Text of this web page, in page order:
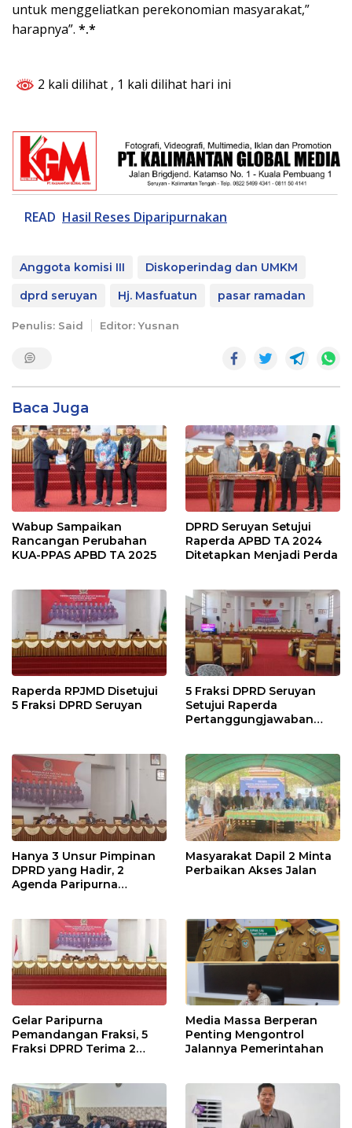
untuk menggeliatkan perekonomian masyarakat,”
harapnya”. *.*
2 kali dilihat , 1 kali dilihat hari ini
READ Hasil Reses Diparipurnakan
Anggota komisi III
Diskoperindag dan UMKM
dprd seruyan
Hj. Masfuatun pasar ramadan
Penulis: Said Editor: Yusnan
Baca Juga
Wabup Sampaikan
Rancangan Perubahan
KUA-PPAS APBD TA 2025
DPRD Seruyan Setujui
Raperda APBD TA 2024
Ditetapkan Menjadi Perda
Raperda RPJMD Disetujui
5 Fraksi DPRD Seruyan
5 Fraksi DPRD Seruyan
Setujui Raperda
Pertanggungjawaban
Hanya 3 Unsur Pimpinan
DPRD yang Hadir, 2
Agenda Paripurna
Masyarakat Dapil 2 Minta
Perbaikan Akses Jalan
Gelar Paripurna
Pemandangan Fraksi, 5
Fraksi DPRD Terima 2
Media Massa Berperan
Penting Mengontrol
Jalannya Pemerintahan